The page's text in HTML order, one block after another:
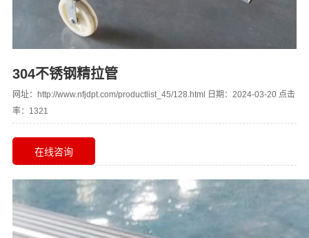
304不锈钢精拉管
网址：http://www.nfjdpt.com/productlist_45/128.html 日期：2024-03-20 点击
率：1321
在线咨询